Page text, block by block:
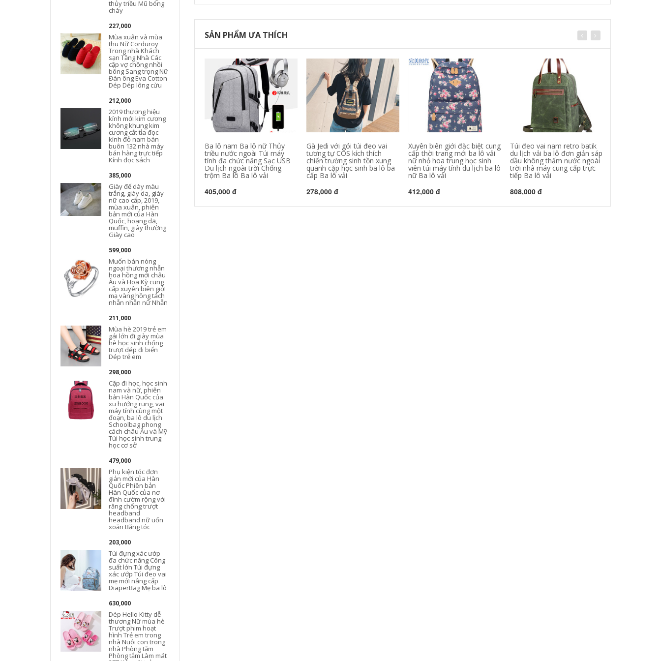
thủy triều Mũ bóng
chày
227,000
Mùa xuân và mùa
thu Nữ Corduroy
Trong nhà Khách
sạn Tầng Nhà Các
cặp vợ chồng nhồi
bông Sang trọng Nữ
Đàn ông Eva Cotton
Dép Dép lông cừu
212,000
2019 thương hiệu
kính mới kim cương
không khung kim
cương cắt tỉa đọc
kính đỏ nam bán
buôn 132 nhà máy
bán hàng trực tiếp
Kính đọc sách
385,000
Giày đế dày màu
trắng, giày da, giày
nữ cao cấp, 2019,
mùa xuân, phiên
bản mới của Hàn
Quốc, hoang dã,
muffin, giày thường
Giày cao
599,000
Muốn bán nóng
ngoại thương nhẫn
hoa hồng mới châu
Âu và Hoa Kỳ cung
cấp xuyên biên giới
mạ vàng hồng tách
nhẫn nhẫn nữ Nhẫn
211,000
Mùa hè 2019 trẻ em
gái lớn đi giày mùa
hè học sinh chống
trượt dép đi biển
Dép trẻ em
298,000
Cặp đi học, học sinh
nam và nữ, phiên
bản Hàn Quốc của
xu hướng rung, vai
máy tính cùng một
đoạn, ba lô du lịch
Schoolbag phong
cách châu Âu và Mỹ
Túi học sinh trung
học cơ sở
479,000
Phụ kiện tóc đơn
giản mới của Hàn
Quốc Phiên bản
Hàn Quốc của nơ
đính cườm rộng với
răng chống trượt
headband
headband nữ uốn
xoăn Băng tóc
203,000
Túi đựng xác ướp
đa chức năng Công
suất lớn Túi đựng
xác ướp Túi đeo vai
mẹ mới nâng cấp
DiaperBag Mẹ ba lô
630,000
Dép Hello Kitty dễ
thương Nữ mùa hè
Trượt phim hoạt
hình Trẻ em trong
nhà Nuôi con trong
nhà Phòng tắm
Phòng tắm Làm mát
SẢN PHẨM ƯA THÍCH
Ba lô nam Ba lô nữ Thủy
triều nước ngoài Túi máy
tính đa chức năng Sạc USB
Du lịch ngoài trời Chống
trộm Ba lô Ba lô vải
405,000 đ
Gà Jedi với gói túi đeo vai
tương tự COS kích thích
chiến trường sinh tồn xung
quanh cặp học sinh ba lô ba
cấp Ba lô vải
278,000 đ
Xuyên biên giới đặc biệt cung
cấp thời trang mới ba lô vải
nữ nhỏ hoa trung học sinh
viên túi máy tính du lịch ba lô
nữ Ba lô vải
412,000 đ
Túi đeo vai nam retro batik
du lịch vải ba lô đơn giản sáp
dầu không thấm nước ngoài
trời nhà máy cung cấp trực
tiếp Ba lô vải
808,000 đ